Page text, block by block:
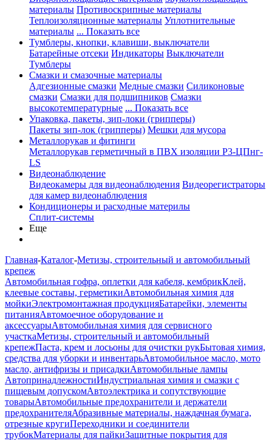
материалы Противоскрипные материалы
Теплоизоляционные материалы Уплотнительные
материалы ... Показать все
Тумблеры, кнопки, клавиши, выключатели
Батарейные отсеки Индикаторы Выключатели
Тумблеры
Смазки и смазочные материалы
Адгезионные смазки Медные смазки Силиконовые
смазки Смазки для подшипников Смазки
высокотемпературные ... Показать все
Упаковка, пакеты, зип-локи (грипперы)
Пакеты зип-лок (грипперы) Мешки для мусора
Металлорукав и фитинги
Металлорукав герметичный в ПВХ изоляции Р3-ЦПнг-
LS
Видеонаблюдение
Видеокамеры для видеонаблюдения Видеорегистраторы
для камер видеонаблюдения
Кондиционеры и расходные материлы
Сплит-системы
Еще
Главная-Каталог-Метизы, строительный и автомобильный
крепеж
Автомобильная гофра, оплетки для кабеля, кембрикКлей,
клеевые составы, герметикиАвтомобильная химия для
мойкиЭлектромонтажная продукцияБатарейки, элементы
питанияАвтомоечное оборудование и
аксессуарыАвтомобильная химия для сервисного
участкаМетизы, строительный и автомобильный
крепежПаста, крем и лосьоны для очистки рукБытовая химия,
средства для уборки и инвентарьАвтомобильное масло, мото
масло, антифризы и присадкиАвтомобильные лампы
АвтопринадлежностиИндустриальная химия и смазки с
пищевым допускомАвтоэлектрика и сопутствующие
товарыАвтомобильные предохранители и держатели
предохранителяАбразивные материалы, наждачная бумага,
отрезные кругиПереходники и соединители
трубокМатериалы для пайкиЗащитные покрытия для